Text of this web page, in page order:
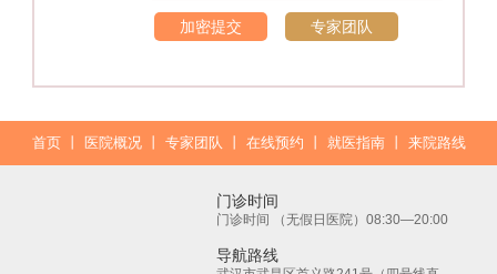
加密提交 专家团队
首页丨 医院概况丨 专家团队 在线预约 就医指南丨 来院路线
门诊时间
门诊时间 （无假日医院）08:30—20:00
导航路线